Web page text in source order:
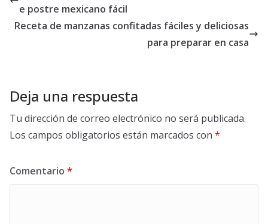
e postre mexicano fácil
Receta de manzanas confitadas fáciles y deliciosas
para preparar en casa
Deja una respuesta
Tu dirección de correo electrónico no será publicada.
Los campos obligatorios están marcados con *
Comentario *